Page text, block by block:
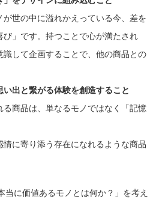
世の中に溢れかえっている今、差を
び」です。持つことで心が満たされ
識して企画することで、他の商品との
出と繋がる体験を創造すること
商品は、単なるモノではなく「記憶
情に寄り添う存在になれるような商品
当に価値あるモノとは何か？」を考え